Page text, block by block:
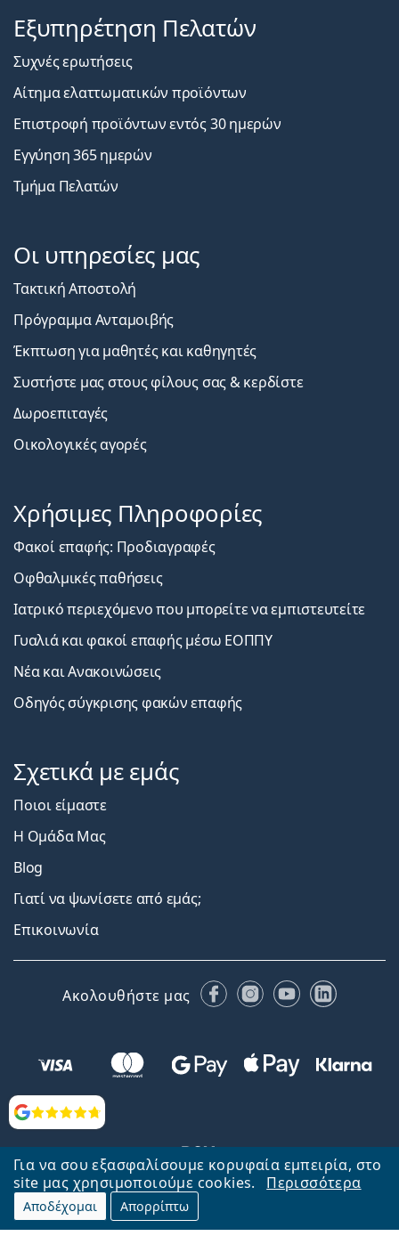
Για να σου εξασφαλίσουμε κορυφαία εμπειρία, στο
site μας χρησιμοποιούμε cookies.
Περισσότερα
Αποδέχομαι Απορρίπτω
Αξιολογήσεις
Εξυπηρέτηση Πελατών
Συχνές ερωτήσεις
Αίτημα ελαττωματικών προϊόντων
Επιστροφή προϊόντων εντός 30 ημερών
Εγγύηση 365 ημερών
Τμήμα Πελατών
Οι υπηρεσίες μας
Τακτική Αποστολή
Πρόγραμμα Ανταμοιβής
Έκπτωση για μαθητές και καθηγητές
Συστήστε μας στους φίλους σας & κερδίστε
Δωροεπιταγές
Οικολογικές αγορές
Χρήσιμες Πληροφορίες
Φακοί επαφής: Προδιαγραφές
Οφθαλμικές παθήσεις
Ιατρικό περιεχόμενο που μπορείτε να εμπιστευτείτε
Γυαλιά και φακοί επαφής μέσω ΕΟΠΠΥ
Νέα και Ανακοινώσεις
Οδηγός σύγκρισης φακών επαφής
Σχετικά με εμάς
Ποιοι είμαστε
Η Ομάδα Μας
Blog
Γιατί να ψωνίσετε από εμάς;
Επικοινωνία
Ακολουθήστε μας FacebookInstagram
YouTubeLinkedIn
Επιστροφή στην αρχική σελίδα